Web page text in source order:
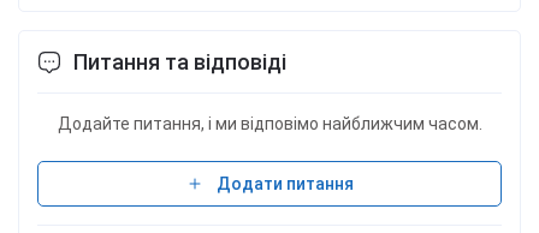
Питання та відповіді
Додайте питання, і ми відповімо найближчим часом.
Додати питання